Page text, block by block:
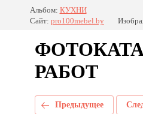
Альбом: КУХНИ
Сайт: pro100mebel.by
РАБОТ
Предыдущее